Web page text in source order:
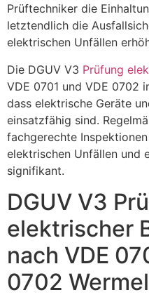
Prüftechniker die
letztendlich die
elektrischen Unfällen
Die DGUV V3 Prüfung
VDE 0701 und VDE 0702
dass elektrische Geräte
einsatzfähig sind.
fachgerechte
elektrischen Unfällen und
signifikant.
DGUV V3
elektrischer
nach VDE
0702